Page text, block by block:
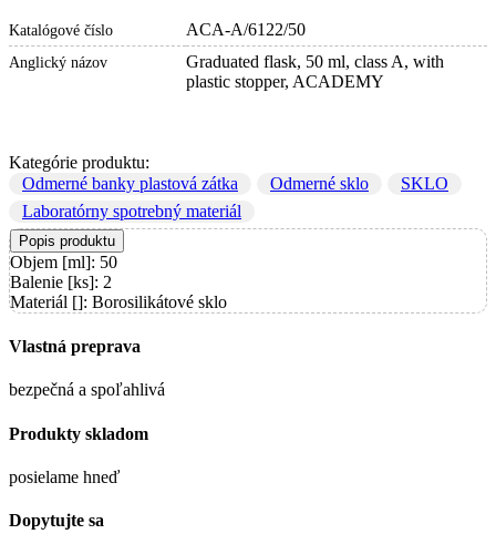
Katalógové číslo ACA-A/6122/50
Anglický názov
Graduated flask, 50 ml, class A, with
plastic stopper, ACADEMY
Kategórie produktu:
Odmerné banky plastová zátka
Odmerné sklo
SKLO
Laboratórny spotrebný materiál
Popis produktu
Objem [ml]: 50
Balenie [ks]: 2
Materiál []: Borosilikátové sklo
Vlastná preprava
bezpečná a spoľahlivá
Produkty skladom
posielame hneď
Dopytujte sa